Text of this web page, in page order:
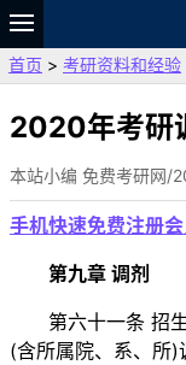
题库
故事
VIP
资料
首页 > 考研资料和经验
2020年考研
本站小编 免费考研网/
手机快速免费注册会
第九章 调剂
第六十一条 招生
(含所属院、系、所)